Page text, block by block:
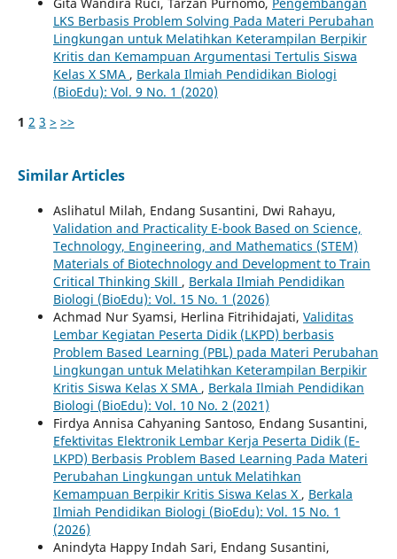
LKS Berbasis Problem Solving Pada Materi Perubahan
Lingkungan untuk Melatihkan Keterampilan Berpikir
Kritis dan Kemampuan Argumentasi Tertulis Siswa
Kelas X SMA , Berkala Ilmiah Pendidikan Biologi
(BioEdu): Vol. 9 No. 1 (2020)
1 2 3 > >>
Similar Articles
Aslihatul Milah, Endang Susantini, Dwi Rahayu,
Validation and Practicality E-book Based on Science,
Technology, Engineering, and Mathematics (STEM)
Materials of Biotechnology and Development to Train
Critical Thinking Skill , Berkala Ilmiah Pendidikan
Biologi (BioEdu): Vol. 15 No. 1 (2026)
Achmad Nur Syamsi, Herlina Fitrihidajati, Validitas
Lembar Kegiatan Peserta Didik (LKPD) berbasis
Problem Based Learning (PBL) pada Materi Perubahan
Lingkungan untuk Melatihkan Keterampilan Berpikir
Kritis Siswa Kelas X SMA , Berkala Ilmiah Pendidikan
Biologi (BioEdu): Vol. 10 No. 2 (2021)
Firdya Annisa Cahyaning Santoso, Endang Susantini,
Efektivitas Elektronik Lembar Kerja Peserta Didik (E-
LKPD) Berbasis Problem Based Learning Pada Materi
Perubahan Lingkungan untuk Melatihkan
Kemampuan Berpikir Kritis Siswa Kelas X , Berkala
Ilmiah Pendidikan Biologi (BioEdu): Vol. 15 No. 1
(2026)
Anindyta Happy Indah Sari, Endang Susantini,